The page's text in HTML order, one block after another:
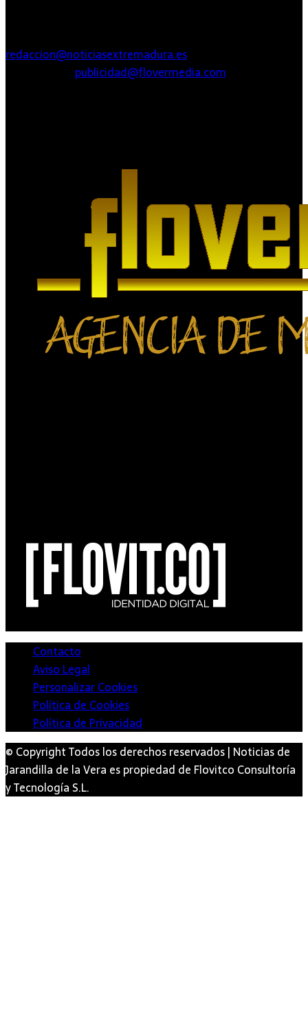
redaccion@noticiasextremadura.es
publicidad@flovermedia.com
Contacto
Aviso Legal
Personalizar Cookies
Política de Cookies
Política de Privacidad
© Copyright Todos los derechos reservados | Noticias de
Jarandilla de la Vera es propiedad de Flovitco Consultoría
y Tecnología S.L.